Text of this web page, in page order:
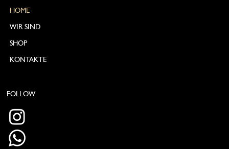
HOME
WIR SIND
SHOP
KONTAKTE
FOLLOW